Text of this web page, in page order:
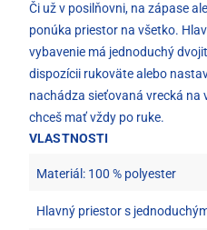
Či už v posilňovni, na zápase
ponúka priestor na všetko.
vybavenie má jednoduchý
dispozícii rukoväte alebo
nachádza sieťovaná vrecká na
chceš mať vždy po ruke.
VLASTNOSTI
Materiál: 100 % polyester
Hlavný priestor s